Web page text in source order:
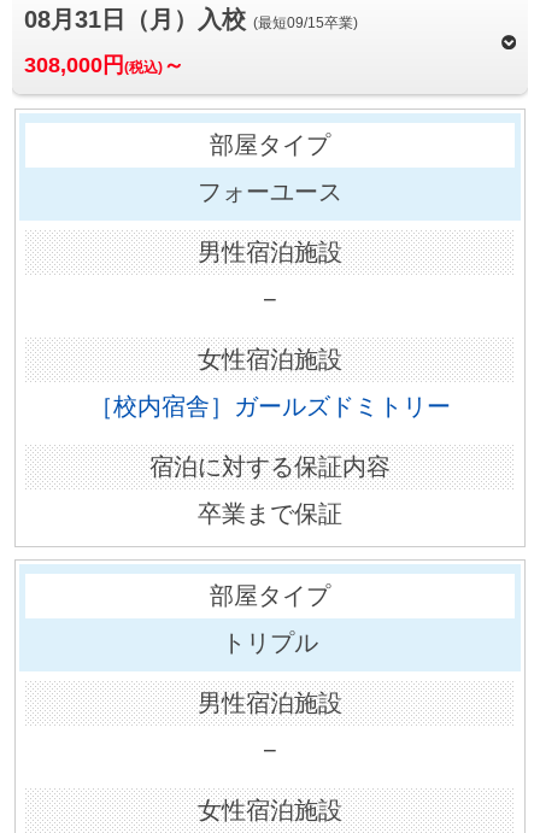
08月31日（月）入校 (最短09/15卒業)
308,000円 (税込) ～
フォーユース
−
［校内宿舎］ガールズドミトリー
卒業まで保証
トリプル
−